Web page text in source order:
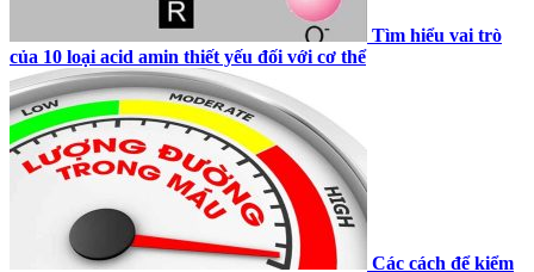
Tìm hiểu vai trò
của 10 loại acid amin thiết yếu đối với cơ thể
Các cách để kiểm